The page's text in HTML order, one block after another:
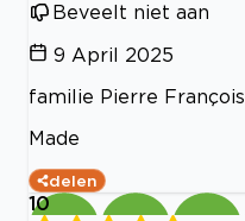
Beveelt niet aan
9 April 2025
familie Pierre François
Made
delen
10